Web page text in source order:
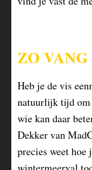
ZO
Heb je de vis
natuurlijk tijd om
wie kan daar
Dekker van
precies weet hoe